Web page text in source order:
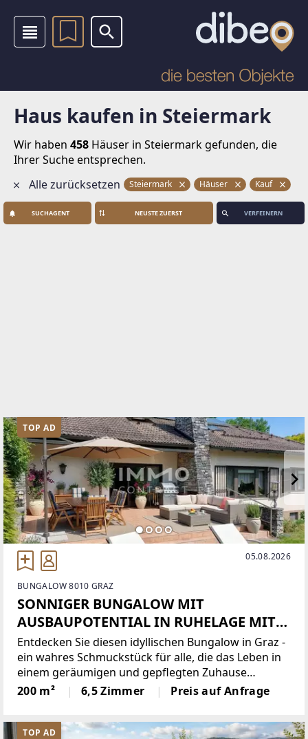
Haus kaufen in Steiermark
Wir haben 458 Häuser in Steiermark gefunden, die
Ihrer Suche entsprechen.
Alle zurücksetzen
Steiermark Häuser Kauf
SUCHAGENT VERFEINERN
TOP AD
05.08.2026
BUNGALOW 8010 GRAZ
SONNIGER BUNGALOW MIT
AUSBAUPOTENTIAL IN RUHELAGE MIT
SWIMMINGPOOL IN GRAZ-STIFTING
Entdecken Sie diesen idyllischen Bungalow in Graz -
ein wahres Schmuckstück für alle, die das Leben in
einem geräumigen und gepflegten Zuhause
genießen möchten.Dieses massiv gebaute
Einfamilienhaus aus dem Jahr 1967 erstreckt sich
über eine beeindruckende
200 m² 6,5 Zimmer Preis auf Anfrage
TOP AD